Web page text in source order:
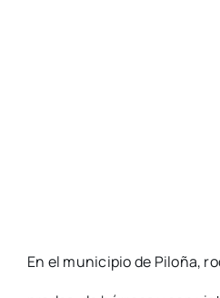
En el municipio de Piloña,